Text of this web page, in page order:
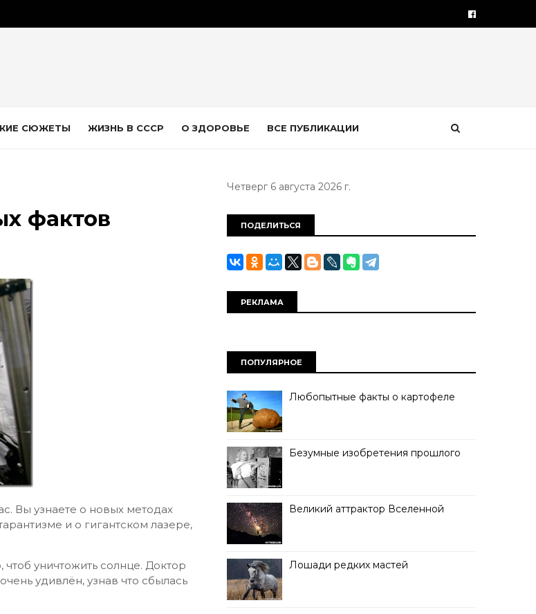
СЮЖЕТЫ ЖИЗНЬ В СССР О ЗДОРОВЬЕ ВСЕ ПУБЛИКАЦИИ
фактов
Вы узнаете о новых методах
и о гигантском лазере,
уничтожить солнце. Доктор
удивлён, узнав что сбылась
Четверг 6 августа 2026 г.
ПОДЕЛИТЬСЯ
РЕКЛАМА
ПОПУЛЯРНОЕ
Любопытные факты о картофеле
Безумные изобретения прошлого
Великий аттрактор Вселенной
Лошади редких мастей